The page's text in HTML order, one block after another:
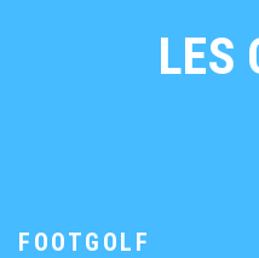
LES
FOOTGOLF